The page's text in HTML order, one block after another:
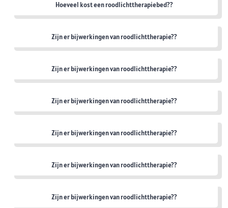
Hoeveel kost een roodlichttherapiebed??
Zijn er bijwerkingen van roodlichttherapie??
Zijn er bijwerkingen van roodlichttherapie??
Zijn er bijwerkingen van roodlichttherapie??
Zijn er bijwerkingen van roodlichttherapie??
Zijn er bijwerkingen van roodlichttherapie??
Zijn er bijwerkingen van roodlichttherapie??